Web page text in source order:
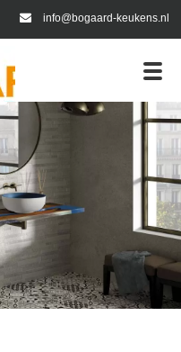
info@bogaard-keukens.nl